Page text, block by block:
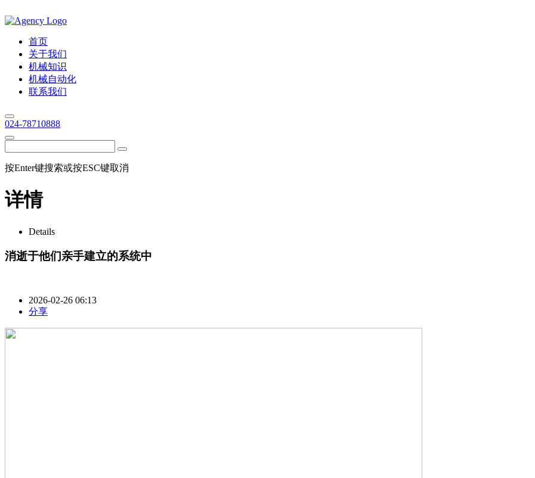
首页
关于我们
机械知识
机械自动化
联系我们
024-78710888
按Enter键搜索或按ESC键取消
详情
Details
消逝于他们亲手建立的系统中
2026-02-26 06:13
分享